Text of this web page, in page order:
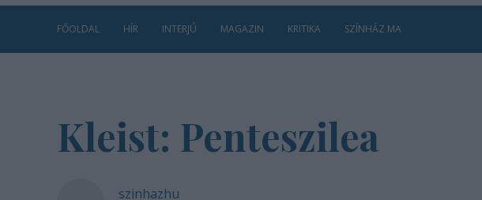
FŐOLDAL HÍR INTERJÚ MAGAZIN KRITIKA SZÍNHÁZ MA
Kleist: Penteszilea
szinhazhu